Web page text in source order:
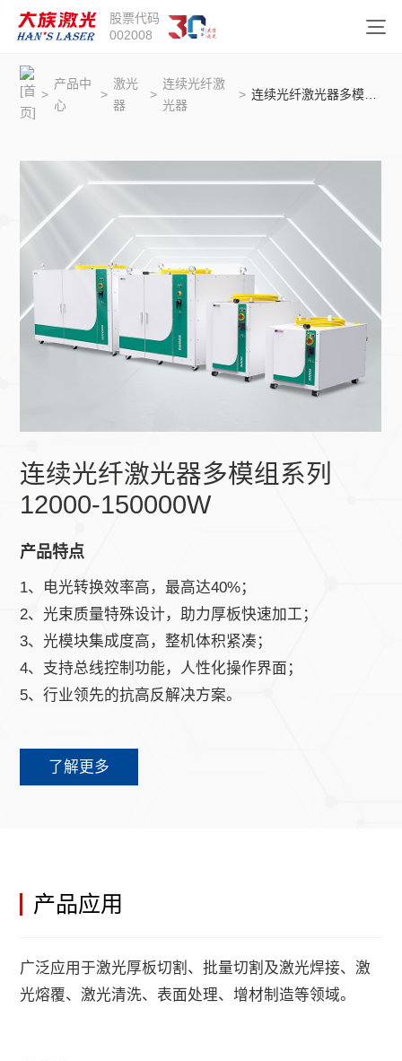
股票代码
002008
>
产品中
心
>
激光
器
>
连续光纤激
光器
>
连续光纤激光器多模组系列
12000-150000W
产品特点
1、电光转换效率高，最高达40%；
2、光束质量特殊设计，助力厚板快速加工；
3、光模块集成度高，整机体积紧凑；
4、支持总线控制功能，人性化操作界面；
5、行业领先的抗高反解决方案。
了解更多
产品应用
广泛应用于激光厚板切割、批量切割及激光焊接、激
光熔覆、激光清洗、表面处理、增材制造等领域。